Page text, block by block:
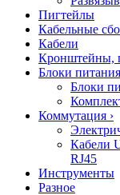
Пигтейлы
Кабельные
Кабели
Кронштейны,
Блоки
Блоки
Коммутация ›
Кабели
RJ45
Инструменты
Разное